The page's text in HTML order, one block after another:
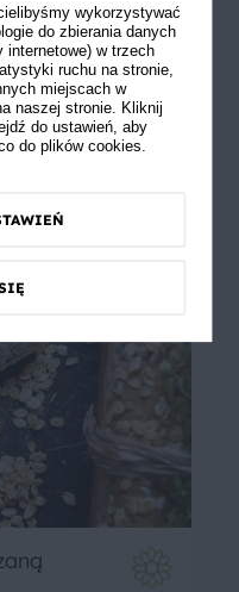
wykorzystywać
do zbierania danych
internetowe) w trzech
ruchu na stronie,
miejscach w
naszej stronie. Kliknij
do ustawień, aby
do plików cookies.